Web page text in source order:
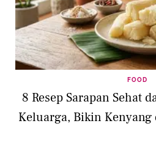
FOOD
8 Resep Sarapan Sehat
Keluarga, Bikin